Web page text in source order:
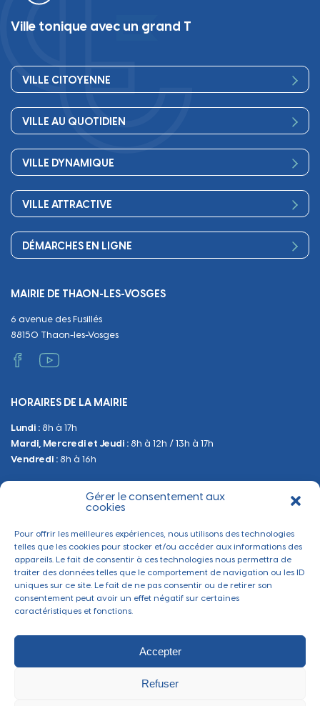
Gérer le consentement aux
cookies
Pour offrir les meilleures expériences, nous utilisons des technologies
telles que les cookies pour stocker et/ou accéder aux informations des
appareils. Le fait de consentir à ces technologies nous permettra de
traiter des données telles que le comportement de navigation ou les ID
uniques sur ce site. Le fait de ne pas consentir ou de retirer son
consentement peut avoir un effet négatif sur certaines
caractéristiques et fonctions.
Accepter
Refuser
Ville tonique avec un grand T
VILLE CITOYENNE
Conseil Municipal
Les services de la Mairie
Finances
Démocratie participative
Publications
VILLE AU QUOTIDIEN
Petite enfance
Scolarité
Périscolaire
Séniors, social, santé
Circuler
Emploi
VILLE DYNAMIQUE
Culture
Associations
Equipements
VILLE ATTRACTIVE
Commerces et artisanat
Urbanisme
Tranquillité et sécurité
DÉMARCHES EN LIGNE
Décès
Papiers et citoyenneté
Administratif et technique
Manifestations
Urbanisme
Sanitaire et Sécurité
MAIRIE DE THAON-LES-VOSGES
6 avenue des Fusillés
88150 Thaon-les-Vosges
HORAIRES DE LA MAIRIE
Lundi : 8h à 17h
Mardi, Mercredi et Jeudi : 8h à 12h / 13h à 17h
Vendredi : 8h à 16h
BESOIN D'INFORMATIONS
Contactez-nous